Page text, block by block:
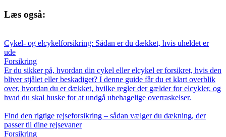
Læs også:
Cykel- og elcykelforsikring: Sådan er du dækket, hvis uheldet er
ude
Forsikring
Er du sikker på, hvordan din cykel eller elcykel er forsikret, hvis den
bliver stjålet eller beskadiget? I denne guide får du et klart overblik
over, hvordan du er dækket, hvilke regler der gælder for elcykler, og
hvad du skal huske for at undgå ubehagelige overraskelser.
Find den rigtige rejseforsikring – sådan vælger du dækning, der
passer til dine rejsevaner
Forsikring